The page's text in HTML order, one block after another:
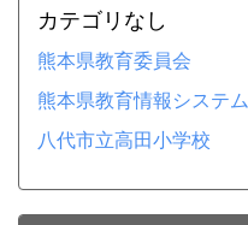
カテゴリなし
熊本県教育委員会
熊本県教育情報システム
八代市立高田小学校